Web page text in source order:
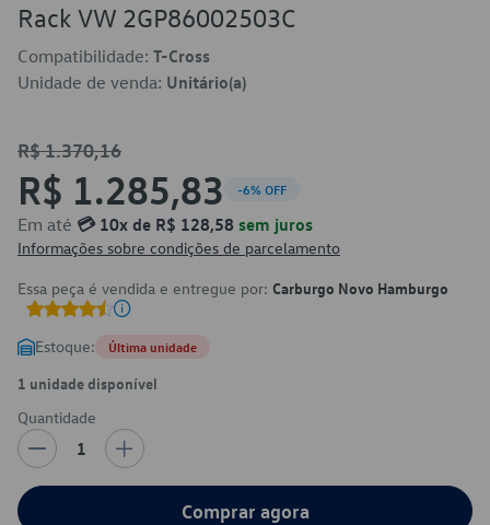
Rack VW 2GP86002503C
Compatibilidade: T-Cross
Unidade de venda: Unitário(a)
R$ 1.370,16
R$ 1.285,83 -6% OFF
Em até 💳 10x de R$ 128,58 sem juros
Informações sobre condições de parcelamento
Essa peça é vendida e entregue por: Carburgo Novo Hamburgo
Estoque: Última unidade
1 unidade disponível
Quantidade
1
Comprar agora